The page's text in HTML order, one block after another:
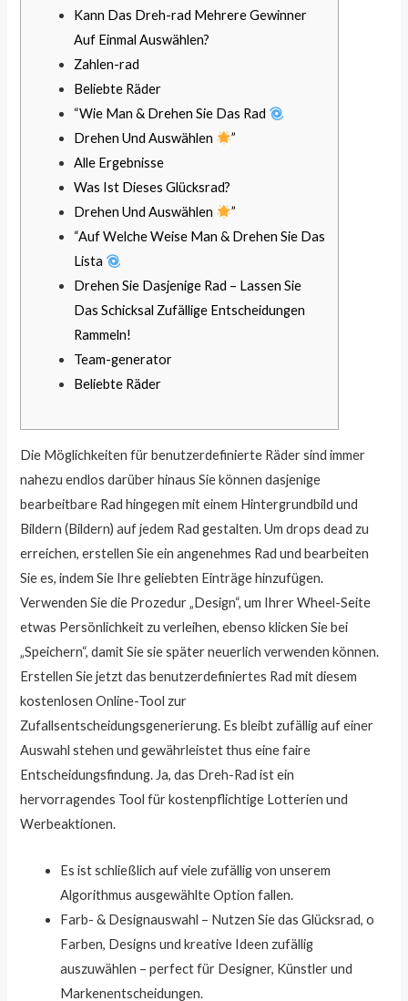
Kann Das Dreh-rad Mehrere Gewinner
Auf Einmal Auswählen?
Zahlen-rad
Beliebte Räder
“Wie Man & Drehen Sie Das Rad
Drehen Und Auswählen
”
Alle Ergebnisse
Was Ist Dieses Glücksrad?
Drehen Und Auswählen
”
“Auf Welche Weise Man & Drehen Sie Das
Lista
Drehen Sie Dasjenige Rad – Lassen Sie
Das Schicksal Zufällige Entscheidungen
Rammeln!
Team-generator
Beliebte Räder
Die Möglichkeiten für benutzerdefinierte Räder sind immer
nahezu endlos darüber hinaus Sie können dasjenige
bearbeitbare Rad hingegen mit einem Hintergrundbild und
Bildern (Bildern) auf jedem Rad gestalten. Um drops dead zu
erreichen, erstellen Sie ein angenehmes Rad und bearbeiten
Sie es, indem Sie Ihre geliebten Einträge hinzufügen.
Verwenden Sie die Prozedur „Design“, um Ihrer Wheel-Seite
etwas Persönlichkeit zu verleihen, ebenso klicken Sie bei
„Speichern“, damit Sie sie später neuerlich verwenden können.
Erstellen Sie jetzt das benutzerdefiniertes Rad mit diesem
kostenlosen Online-Tool zur
Zufallsentscheidungsgenerierung. Es bleibt zufällig auf einer
Auswahl stehen und gewährleistet thus eine faire
Entscheidungsfindung. Ja, das Dreh-Rad ist ein
hervorragendes Tool für kostenpflichtige Lotterien und
Werbeaktionen.
Es ist schließlich auf viele zufällig von unserem
Algorithmus ausgewählte Option fallen.
Farb- & Designauswahl – Nutzen Sie das Glücksrad, o
Farben, Designs und kreative Ideen zufällig
auszuwählen – perfect für Designer, Künstler und
Markenentscheidungen.